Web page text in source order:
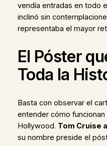
vendía entradas en todo
inclinó sin
representaba el mayor
El Póster
Toda la
Basta con observar el
entender cómo
Hollywood. Tom Cruise
su nombre preside el